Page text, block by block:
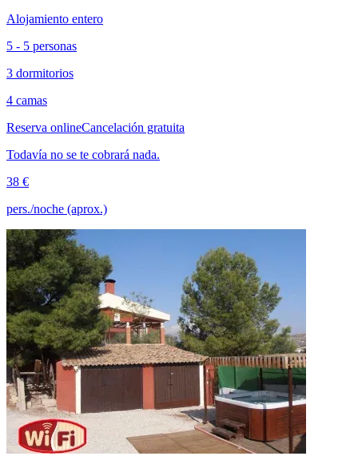
Alojamiento entero
5 - 5 personas
3 dormitorios
4 camas
Reserva onlineCancelación gratuita
Todavía no se te cobrará nada.
38 €
pers./noche (aprox.)